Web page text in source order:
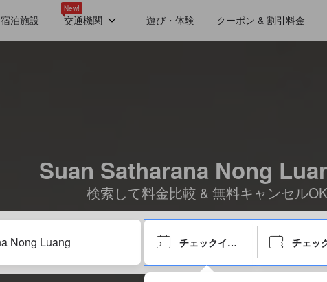
宿泊施設
New!
交通機関 遊び・体験 クーポン & 割引料金
Suan Satharana Nong
検索して料金比較 & 無料キャンセル
チェックイン日